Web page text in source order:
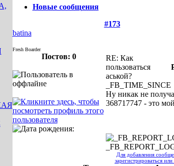
Новые сообщения
#173
batina
Fresh Boarder
Постов: 0
RE: Как
пользоваться
аськой?
_FB_TIME_SINCE
Ну никак не
368717747 - это
Для добавления
зарегистрироваться или